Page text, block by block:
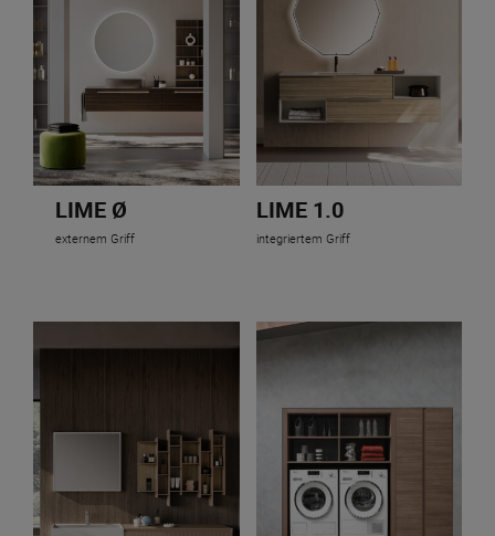
LIME Ø
externem Griff
LIME 1.0
integriertem Griff